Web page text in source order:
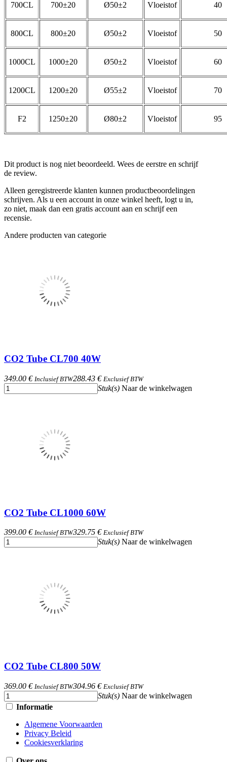
700CL 700±20 Ø50±2 Vloeistof 40
800CL 800±20 Ø50±2 Vloeistof 50
1000CL 1000±20 Ø50±2 Vloeistof 60
1200CL 1200±20 Ø55±2 Vloeistof 70
F2 1250±20 Ø80±2 Vloeistof 95
Dit product is nog niet beoordeeld. Wees de eerstre en schrijf
de review.
Alleen geregistreerde klanten kunnen productbeoordelingen
schrijven. Als u een account in onze winkel heeft, logt u in,
zo niet, maak dan een gratis account aan en schrijf een
recensie.
Andere producten van categorie
CO2 Tube CL700 40W
349.00 € Inclusief BTW288.43 € Exclusief BTW
Stuk(s) Naar de winkelwagen
CO2 Tube CL1000 60W
399.00 € Inclusief BTW329.75 € Exclusief BTW
Stuk(s) Naar de winkelwagen
CO2 Tube CL800 50W
369.00 € Inclusief BTW304.96 € Exclusief BTW
Stuk(s) Naar de winkelwagen
Informatie
Algemene Voorwaarden
Privacy Beleid
Cookiesverklaring